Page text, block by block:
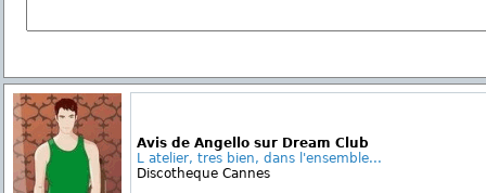
Avis de Angello sur Dream Club
L atelier, tres bien, dans l'ensemble...
Discotheque Cannes